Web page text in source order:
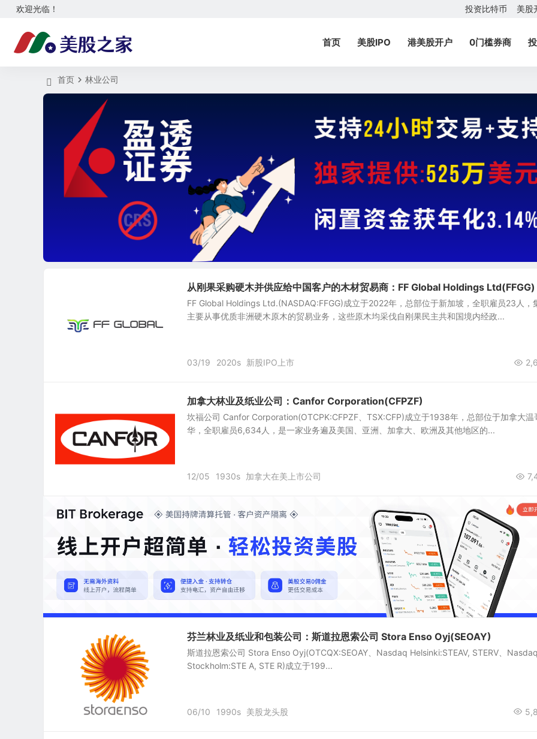
欢迎光临！ 投资比特币 美股
首页 美股IPO 港美股开户 0门槛券商
首页 林业公司
从刚果采购硬木并供应给中国客户的木材贸易商：FF Global Holdings Ltd(FFGG)
FF Global Holdings Ltd.(NASDAQ:FFGG)成立于2022年，总部位于新加坡，全职雇员23人，
主要从事优质非洲硬木原木的贸易业务，这些原木均采伐自刚果民主共和国境内经政...
03/19 2020s 新股IPO上市
加拿大林业及纸业公司：Canfor Corporation(CFPZF)
坎福公司 Canfor Corporation(OTCPK:CFPZF、TSX:CFP)成立于1938年，总部位于加拿大温
华，全职雇员6,634人，是一家业务遍及美国、亚洲、加拿大、欧洲及其他地区的...
12/05 1930s 加拿大在美上市公司
芬兰林业及纸业和包装公司：斯道拉恩索公司 Stora Enso Oyj(SEOAY)
斯道拉恩索公司 Stora Enso Oyj(OTCQX:SEOAY、Nasdaq Helsinki:STEAV, STERV、Nasdaq
Stockholm:STE A, STE R)成立于199...
06/10 1990s 美股龙头股